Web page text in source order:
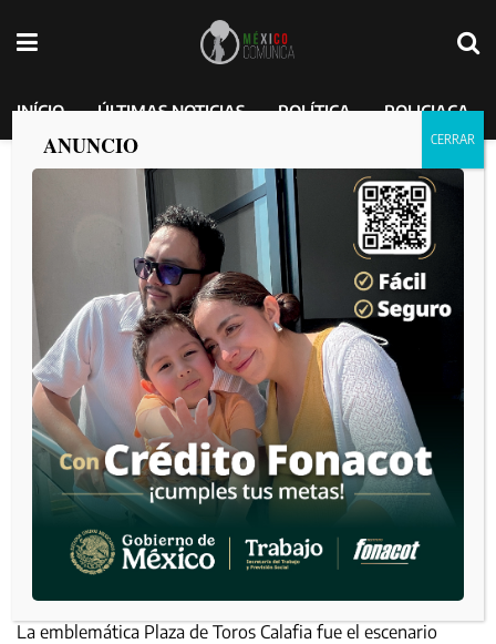
INÍCIO ÚLTIMAS NOTICIAS POLÍTICA POLICIACA
Mexicali Celebra el amor: Emotivas
bodas colectivas en Plaza Calafia
por MEXICO COMUNICA 2025-03-23
La emblemática Plaza de Toros Calafia fue el escenario
ANUNCIO